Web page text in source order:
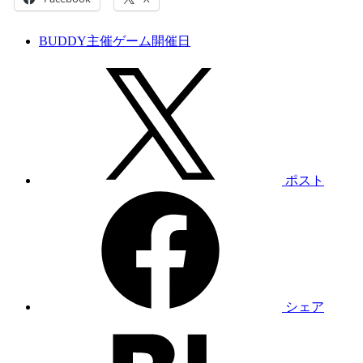
BUDDY主催ゲーム開催日
ポスト
シェア